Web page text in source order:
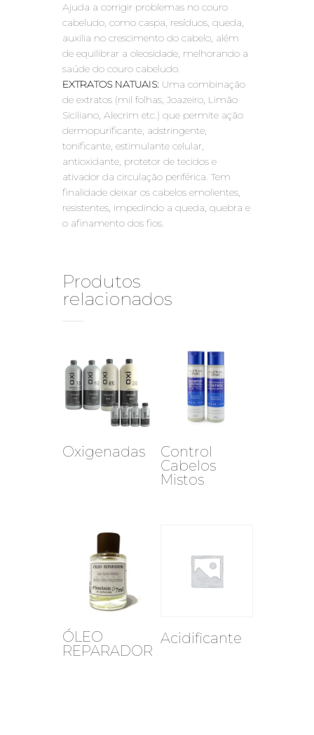
Ajuda a corrigir problemas no couro
cabeludo, como caspa, resíduos, queda,
auxilia no crescimento do cabelo, além
de equilibrar a oleosidade, melhorando a
saúde do couro cabeludo.
EXTRATOS NATUAIS: Uma combinação
de extratos (mil folhas, Joazeiro, Limão
Siciliano, Alecrim etc.) que permite ação
dermopurificante, adstringente,
tonificante, estimulante celular,
antioxidante, protetor de tecidos e
ativador da circulação periférica. Tem
finalidade deixar os cabelos emolientes,
resistentes, impedindo a queda, quebra e
o afinamento dos fios.
Produtos
relacionados
Oxigenadas
Control
Cabelos
Mistos
ÓLEO
REPARADOR
Acidificante